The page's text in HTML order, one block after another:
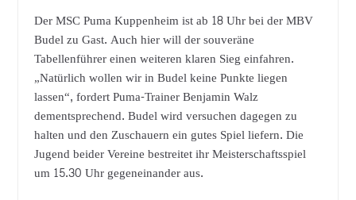
Der MSC Puma Kuppenheim ist ab 18 Uhr bei der MBV
Budel zu Gast. Auch hier will der souveräne
Tabellenführer einen weiteren klaren Sieg einfahren.
„Natürlich wollen wir in Budel keine Punkte liegen
lassen“, fordert Puma-Trainer Benjamin Walz
dementsprechend. Budel wird versuchen dagegen zu
halten und den Zuschauern ein gutes Spiel liefern. Die
Jugend beider Vereine bestreitet ihr Meisterschaftsspiel
um 15.30 Uhr gegeneinander aus.